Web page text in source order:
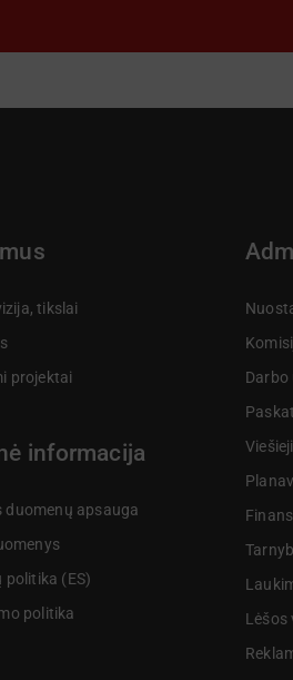
tikslai
projektai
informacija
duomenų apsauga
politika (ES)
politika
Darbo
Lėšos